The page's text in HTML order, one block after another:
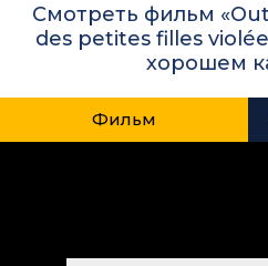
Смотреть фильм
des petites filles
хорошем
Фильм